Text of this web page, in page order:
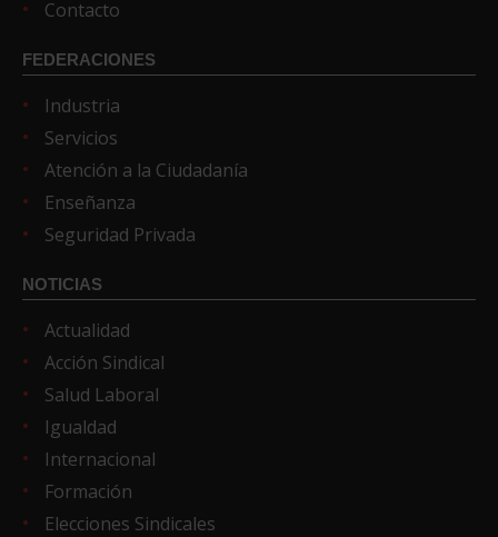
Contacto
FEDERACIONES
Industria
Servicios
Atención a la Ciudadanía
Enseñanza
Seguridad Privada
NOTICIAS
Actualidad
Acción Sindical
Salud Laboral
Igualdad
Internacional
Formación
Elecciones Sindicales